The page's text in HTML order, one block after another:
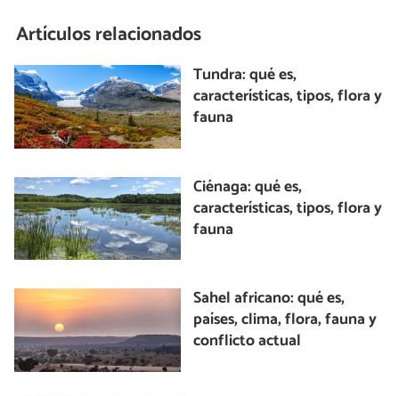
Artículos relacionados
Tundra: qué es,
características, tipos, flora y
fauna
Ciénaga: qué es,
características, tipos, flora y
fauna
Sahel africano: qué es,
países, clima, flora, fauna y
conflicto actual